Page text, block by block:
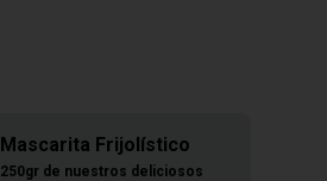
Mascarita Frijolístico
250gr de nuestros deliciosos